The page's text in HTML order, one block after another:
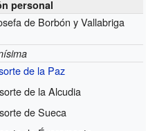
personal
de Borbón y Vallabriga
de la Paz
de la Alcudia
de Sueca